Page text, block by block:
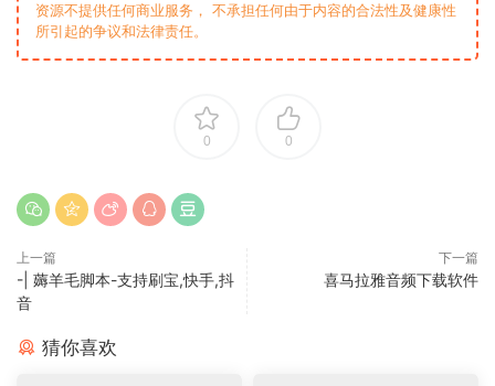
资源不提供任何商业服务， 不承担任何由于内容的合法性及健康性
所引起的争议和法律责任。
0 0
上一篇
-| 薅羊毛脚本-支持刷宝,快手,抖
音
下一篇
喜马拉雅音频下载软件
猜你喜欢